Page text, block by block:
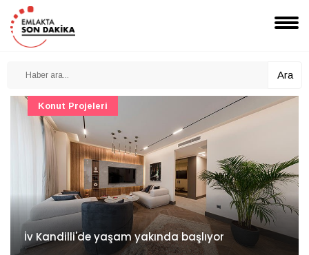
Ara
İv Kandilli'de yaşam yakında başlıyor
Konut Projeleri